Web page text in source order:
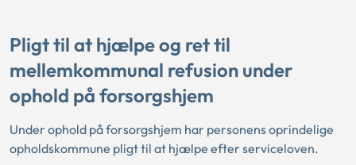
Pligt til at hjælpe og ret til
mellemkommunal refusion under
ophold på forsorgshjem
Under ophold på forsorgshjem har personens oprindelige
opholdskommune pligt til at hjælpe efter serviceloven.